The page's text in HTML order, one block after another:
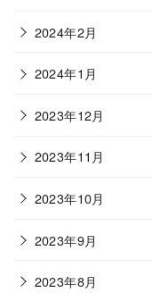
2024年2月
2024年1月
2023年12月
2023年11月
2023年10月
2023年9月
2023年8月